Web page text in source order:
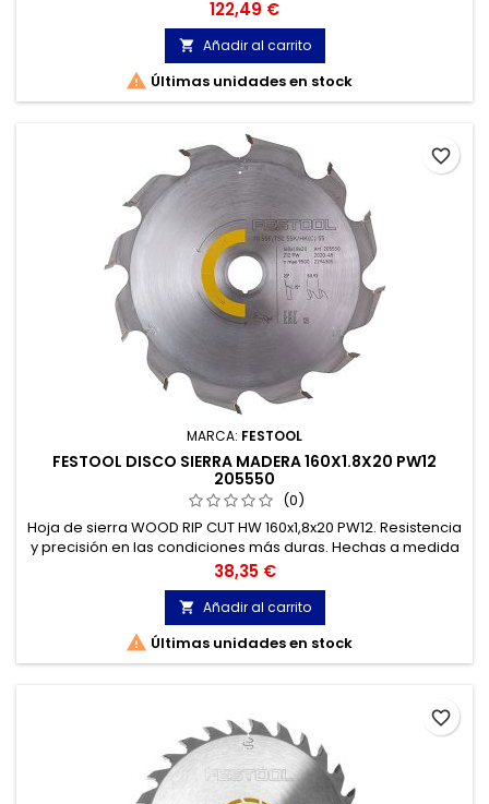
de madera aglomerada y de fibras aglutinadas con
cemento y yeso. Ideal en combinación con las sierras de
incisión TS 55 F, TSC 55 K...
Precio
122,49 €
 Añadir al carrito
 Últimas unidades en stock
MARCA: FESTOOL
FESTOOL DISCO SIERRA MADERA 160X1.8X20 PW12
205550
(0)
Hoja de sierra WOOD RIP CUT HW 160x1,8x20 PW12. Resistencia
y precisión en las condiciones más duras. Hechas a medida
para cada aplicación y material. Fabricadas en acero de
alta calidad, con dientes de sierra de carburo de grano
finísimo.
Precio
38,35 €
 Añadir al carrito
 Últimas unidades en stock
favorite_border
favorite_border